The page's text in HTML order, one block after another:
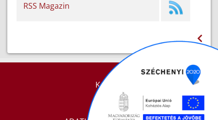
RSS Magazin
KAPCSOLAT
IMPRESSZUM